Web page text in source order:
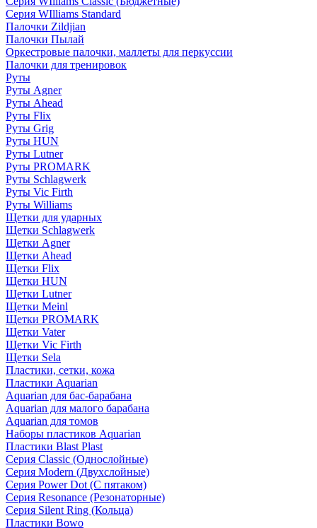
Серия WIlliams Standard
Палочки Zildjian
Палочки Пылай
Оркестровые палочки, маллеты для перкуссии
Палочки для тренировок
Руты
Руты Agner
Руты Ahead
Руты Flix
Руты Grig
Руты HUN
Руты Lutner
Руты PROMARK
Руты Schlagwerk
Руты Vic Firth
Руты Williams
Щетки для ударных
Щетки Schlagwerk
Щетки Agner
Щетки Ahead
Щетки Flix
Щетки HUN
Щетки Lutner
Щетки Meinl
Щетки PROMARK
Щетки Vater
Щетки Vic Firth
Щетки Sela
Пластики, сетки, кожа
Пластики Aquarian
Aquarian для бас-барабана
Aquarian для малого барабана
Aquarian для томов
Наборы пластиков Aquarian
Пластики Blast Plast
Серия Classic (Однослойные)
Серия Modern (Двухслойные)
Серия Power Dot (С пятаком)
Серия Resonance (Резонаторные)
Серия Silent Ring (Кольца)
Пластики Bowo